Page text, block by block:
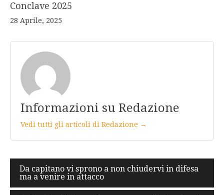
Conclave 2025
28 Aprile, 2025
Informazioni su Redazione
Vedi tutti gli articoli di Redazione →
Navigazione
articoli
Da capitano vi sprono a non chiudervi in difesa
ma a venire in attacco